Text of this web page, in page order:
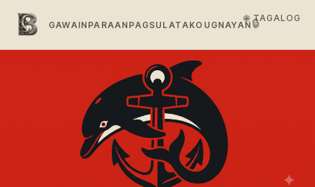
GAWAIN PARAAN PAGSULATAKO UGNAYAN 🔒
🌐 TAGALOG